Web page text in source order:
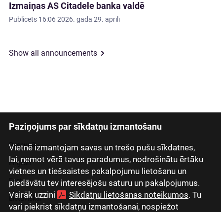
Paziņojums par sīkdatņu izmantošanu
Vietnē izmantojam savas un trešo pušu sīkdatnes,
lai, ņemot vērā tavus paradumus, nodrošinātu ērtāku
vietnes un tiešsaistes pakalpojumu lietošanu un
piedāvātu tev interesējošu saturu un pakalpojumus.
Vairāk uzzini
Sīkdatņu lietošanas noteikumos. Tu
vari piekrist sīkdatņu izmantošanai, nospiežot
Izmaiņas AS Citadele banka valdē
Publicēts 16:06 2026. gada 29. aprīlī
Show all announcements
Latviski
Русский
English
Eesti
Lietuviškai